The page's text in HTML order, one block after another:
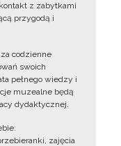
z zabytkami
przygodą i
codzienne
swoich
pełnego wiedzy i
muzealne będą
dydaktycznej.
zajęcia